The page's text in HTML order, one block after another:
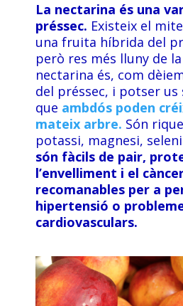
La nectarina és una
préssec. Existeix el
una fruita híbrida del
però res més lluny de
nectarina és, com
del préssec, i potser
que ambdós poden
mateix arbre. Són
potassi, magnesi,
són fàcils de pair,
l’envelliment i el
recomanables per a
hipertensió o
cardiovasculars.